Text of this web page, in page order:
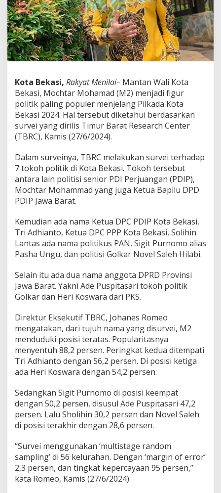
l
e
h
H
i
l
a
M
a
s
u
k
5
B
a
T
o
T
e
r
p
u
l
e
J
e
a
n
g
P
i
k
a
d
a
K
t
a
B
e
k
Kota Bekasi, Rakyat Menilai– Mantan Wali Kota
Bekasi, Mochtar Mohamad (M2) menjadi figur
politik paling populer menjelang Pilkada Kota
Bekasi 2024. Hal tersebut diketahui berdasarkan
survei yang dirilis Timur Barat Research Center
(TBRC), Kamis (27/6/2024).
Dalam surveinya, TBRC melakukan survei terhadap
7 tokoh politik di Kota Bekasi. Tokoh tersebut
antara lain politisi senior PDI Perjuangan (PDIP),
Mochtar Mohammad yang juga Ketua Bapilu DPD
PDIP Jawa Barat.
Kemudian ada nama Ketua DPC PDIP Kota Bekasi,
Tri Adhianto, Ketua DPC PPP Kota Bekasi, Solihin.
Lantas ada nama politikus PAN, Sigit Purnomo alias
Pasha Ungu, dan politisi Golkar Novel Saleh Hilabi.
Selain itu ada dua nama anggota DPRD Provinsi
Jawa Barat. Yakni Ade Puspitasari tokoh politik
Golkar dan Heri Koswara dari PKS.
Direktur Eksekutif TBRC, Johanes Romeo
mengatakan, dari tujuh nama yang disurvei, M2
menduduki posisi teratas. Popularitasnya
menyentuh 88,2 persen. Peringkat kedua ditempati
Tri Adhianto dengan 56,2 persen. Di posisi ketiga
ada Heri Koswara dengan 54,2 persen.
Sedangkan Sigit Purnomo di posisi keempat
dengan 50,2 persen, disusul Ade Puspitasari 47,2
persen. Lalu Sholihin 30,2 persen dan Novel Saleh
di posisi terakhir dengan 28,6 persen.
“Survei menggunakan ‘multistage random
sampling’ di 56 kelurahan. Dengan ‘margin of error’
2,3 persen, dan tingkat kepercayaan 95 persen,”
kata Romeo, Kamis (27/6/2024).